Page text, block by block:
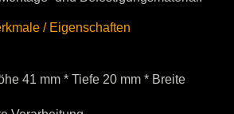
/ Eigenschaften​
41 mm * Tiefe 20 mm * Breite